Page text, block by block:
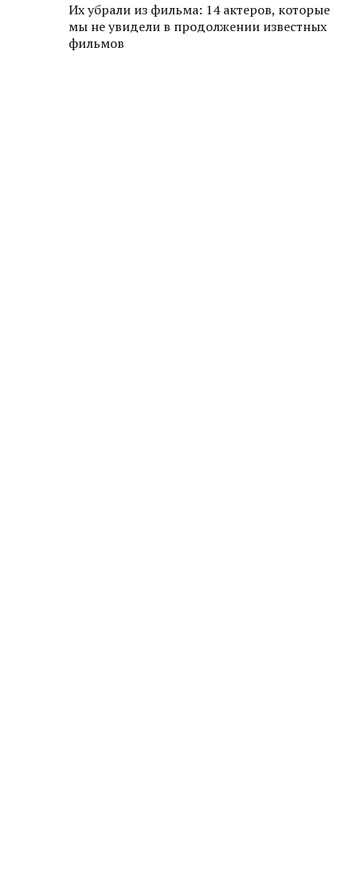
Их убрали из фильма: 14 актеров, которые
мы не увидели в продолжении известных
фильмов